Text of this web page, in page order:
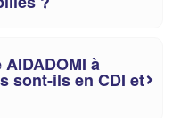
à
sont-ils en CDI et